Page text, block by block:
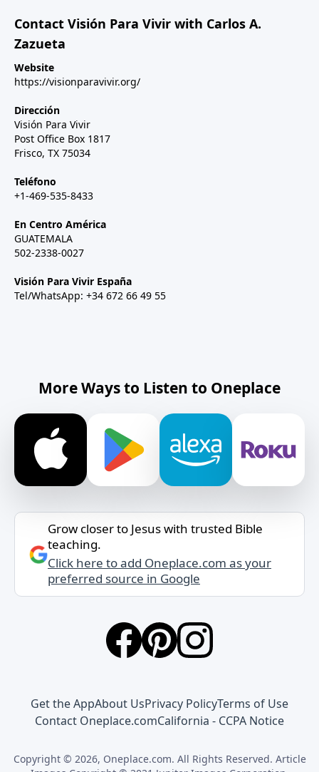
Contact Visión Para Vivir with Carlos A.
Zazueta
Website
https://visionparavivir.org/
Dirección
Visión Para Vivir
Post Office Box 1817
Frisco, TX 75034
Teléfono
+1-469-535-8433
En Centro América
GUATEMALA
502-2338-0027
Visión Para Vivir España
Tel/WhatsApp: +34 672 66 49 55
More Ways to Listen to Oneplace
Grow closer to Jesus with trusted Bible
teaching.
Click here to add Oneplace.com as your
preferred source in Google
Get the AppAbout UsPrivacy PolicyTerms of Use
Contact Oneplace.comCalifornia - CCPA Notice
Copyright © 2026, Oneplace.com. All Rights Reserved. Article